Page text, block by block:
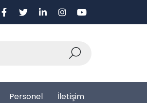
Personel İletişim